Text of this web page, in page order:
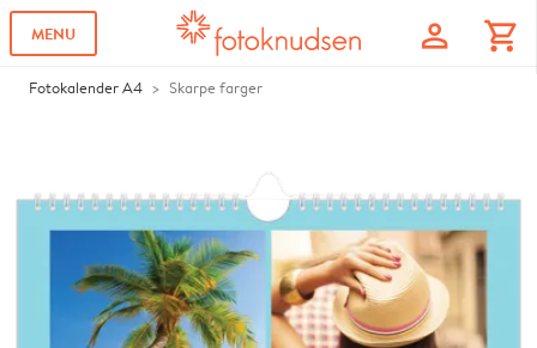
MENU profile shopping_cart
Fotokalender A4 Skarpe farger